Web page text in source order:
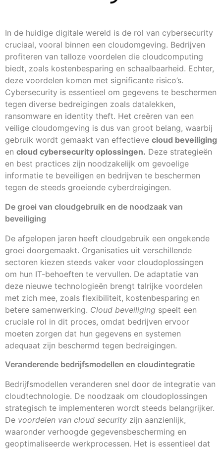
In de huidige digitale wereld is de rol van cybersecurity
cruciaal, vooral binnen een cloudomgeving. Bedrijven
profiteren van talloze voordelen die cloudcomputing
biedt, zoals kostenbesparing en schaalbaarheid. Echter,
deze voordelen komen met significante risico’s.
Cybersecurity is essentieel om gegevens te beschermen
tegen diverse bedreigingen zoals datalekken,
ransomware en identity theft. Het creëren van een
veilige cloudomgeving is dus van groot belang, waarbij
gebruik wordt gemaakt van effectieve cloud beveiliging
en cloud cybersecurity oplossingen. Deze strategieën
en best practices zijn noodzakelijk om gevoelige
informatie te beveiligen en bedrijven te beschermen
tegen de steeds groeiende cyberdreigingen.
De groei van cloudgebruik en de noodzaak van
beveiliging
De afgelopen jaren heeft cloudgebruik een ongekende
groei doorgemaakt. Organisaties uit verschillende
sectoren kiezen steeds vaker voor cloudoplossingen
om hun IT-behoeften te vervullen. De adaptatie van
deze nieuwe technologieën brengt talrijke voordelen
met zich mee, zoals flexibiliteit, kostenbesparing en
betere samenwerking. Cloud beveiliging speelt een
cruciale rol in dit proces, omdat bedrijven ervoor
moeten zorgen dat hun gegevens en systemen
adequaat zijn beschermd tegen bedreigingen.
Veranderende bedrijfsmodellen en cloudintegratie
Bedrijfsmodellen veranderen snel door de integratie van
cloudtechnologie. De noodzaak om cloudoplossingen
strategisch te implementeren wordt steeds belangrijker.
De voordelen van cloud security zijn aanzienlijk,
waaronder verhoogde gegevensbescherming en
geoptimaliseerde werkprocessen. Het is essentieel dat